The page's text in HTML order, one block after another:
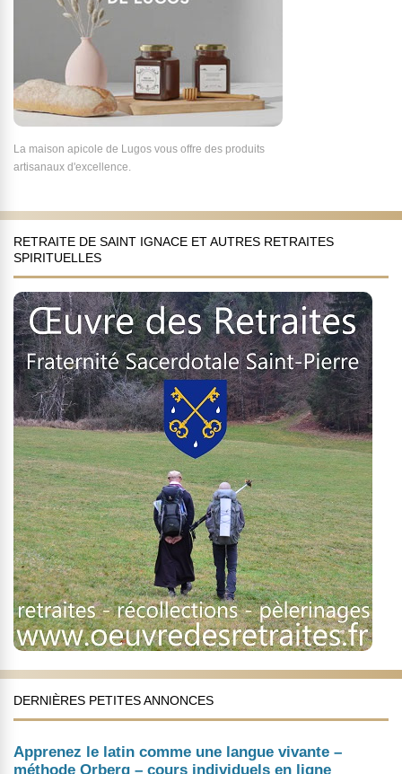
La maison apicole de Lugos vous offre des produits
artisanaux d'excellence.
RETRAITE DE SAINT IGNACE ET AUTRES RETRAITES
SPIRITUELLES
DERNIÈRES PETITES ANNONCES
Apprenez le latin comme une langue vivante –
méthode Orberg – cours individuels en ligne